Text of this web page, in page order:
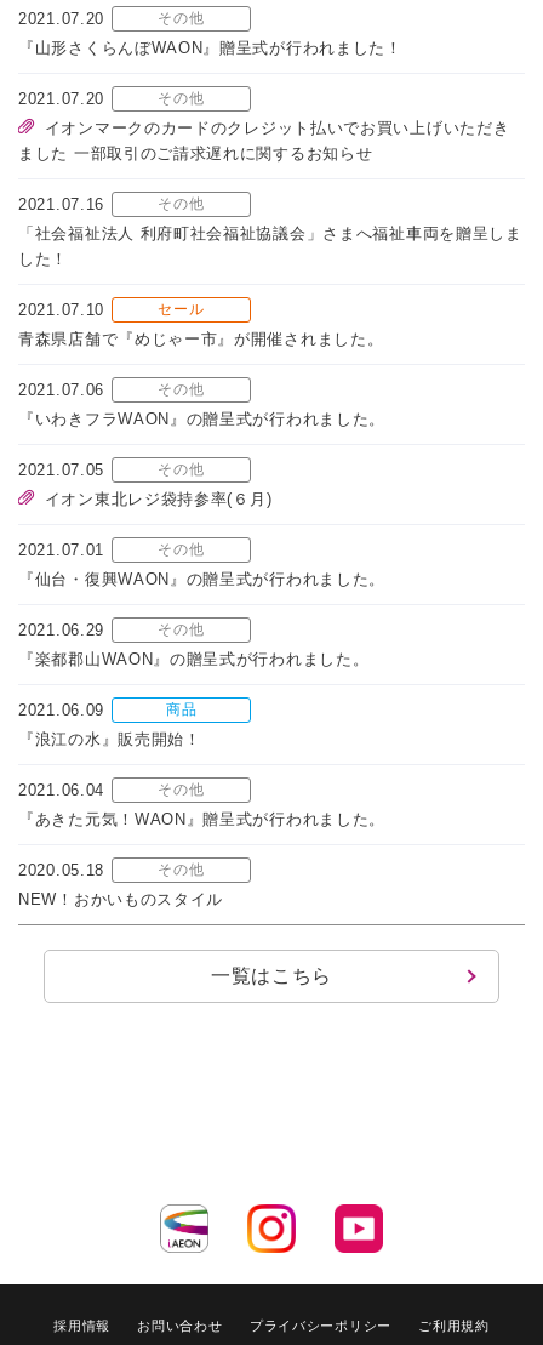
2021.07.20 その他
『山形さくらんぼWAON』贈呈式が行われました！
2021.07.20 その他
イオンマークのカードのクレジット払いでお買い上げいただき
ました 一部取引のご請求遅れに関するお知らせ
2021.07.16 その他
「社会福祉法人 利府町社会福祉協議会」さまへ福祉車両を贈呈しま
した！
2021.07.10 セール
青森県店舗で『めじゃー市』が開催されました。
2021.07.06 その他
『いわきフラWAON』の贈呈式が行われました。
2021.07.05 その他
イオン東北レジ袋持参率(６月)
2021.07.01 その他
『仙台・復興WAON』の贈呈式が行われました。
2021.06.29 その他
『楽都郡山WAON』の贈呈式が行われました。
2021.06.09 商品
『浪江の水』販売開始！
2021.06.04 その他
『あきた元気！WAON』贈呈式が行われました。
2020.05.18 その他
NEW！おかいものスタイル
一覧はこちら
採用情報 お問い合わせ プライバシーポリシー ご利用規約